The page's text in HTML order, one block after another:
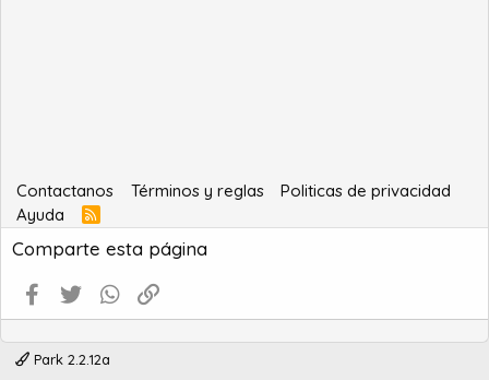
Contactanos Términos y reglas
Politicas de privacidad
Ayuda
R
S
S
Comparte esta página
Facebook
Twitter WhatsApp
Park 2.2.12a